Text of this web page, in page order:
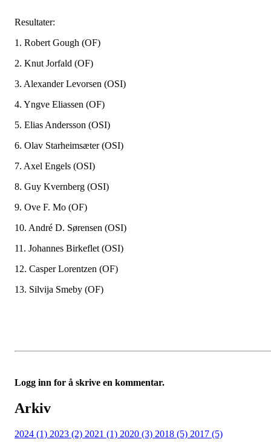
Resultater:
1. Robert Gough (OF)
2. Knut Jorfald (OF)
3. Alexander Levorsen (OSI)
4. Yngve Eliassen (OF)
5. Elias Andersson (OSI)
6. Olav Starheimsæter (OSI)
7. Axel Engels (OSI)
8. Guy Kvernberg (OSI)
9. Ove F. Mo (OF)
10. André D. Sørensen (OSI)
11. Johannes Birkeflet (OSI)
12. Casper Lorentzen (OF)
13. Silvija Smeby (OF)
Logg inn for å skrive en kommentar.
Arkiv
2024 (1) 2023 (2) 2021 (1) 2020 (3) 2018 (5) 2017 (5)